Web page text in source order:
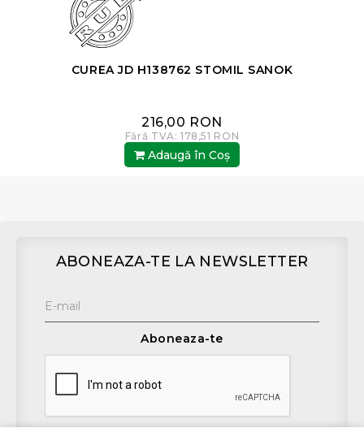
CUREA JD H138762 STOMIL SANOK
216,00 RON
Fără TVA: 178,51 RON
Adaugă în Coş
ABONEAZA-TE LA NEWSLETTER
Aboneaza-te